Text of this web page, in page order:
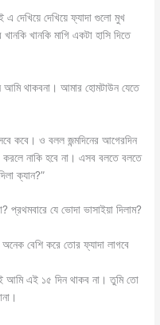
দেখিয়ে দেখিয়ে ফ্যাদা গুলো মুখ
খানকি মাগি একটা হাসি দিতে
থাকবনা। আমার হোমটাউন যেতে
কবে। ও বলল জন্মদিনের আগেরদিন
করলে নাকি হবে না। এসব বলতে বলতে
ক্যান?”
যে ভোদা ভাসাইয়া দিলাম?
বেশি করে তোর ফ্যাদা লাগবে
আমি এই ১৫ দিন থাকব না। তুমি তো